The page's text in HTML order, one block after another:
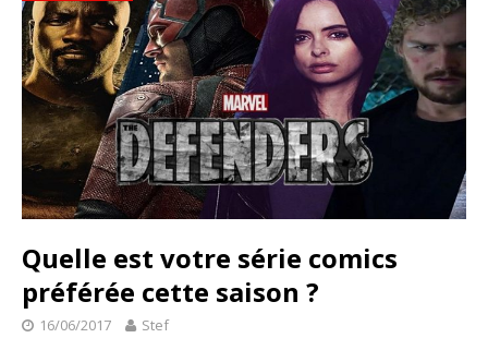
Quelle est votre série comics
préférée cette saison ?
16/06/2017 Stef